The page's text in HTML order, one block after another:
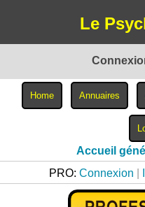
Le
Accueil
PRO: Connexion